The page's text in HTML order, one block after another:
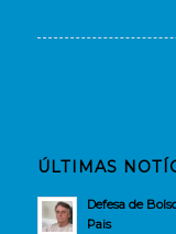
ÚLTIMAS
Defesa de
Pais